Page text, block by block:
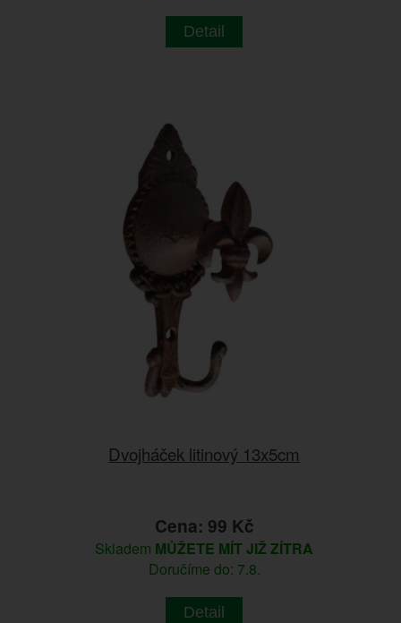
Detail
Dvojháček litinový 13x5cm
Cena: 99 Kč
Skladem MŮŽETE MÍT JIŽ ZÍTRA
Doručíme do: 7.8.
Detail